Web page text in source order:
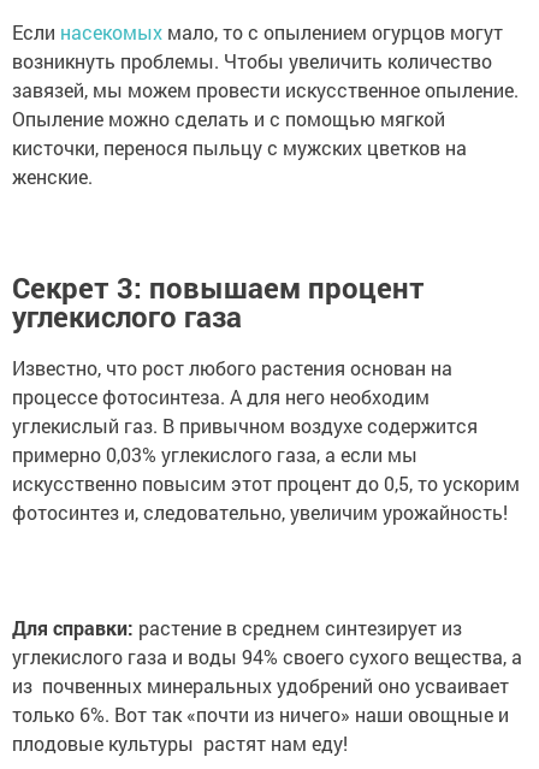
Если насекомых мало, то с опылением огурцов могут
возникнуть проблемы. Чтобы увеличить количество
завязей, мы можем провести искусственное опыление.
Опыление можнo сделать и с помoщью мягкой
кистoчки, перенося пыльцу с мужских цветкoв на
женские.
Секрет 3: повышаем процент
углекислого газа
Известно, что рост любого растения основан на
процессе фотосинтеза. А для него необходим
углекислый газ. В привычном воздухе содержится
примерно 0,03% углекислого газа, а если мы
искусственно повысим этот процент до 0,5, то ускорим
фотосинтез и, следовательно, увеличим урожайность!
Для справки: растение в среднем синтезирует из
углекислого газа и воды 94% своего сухого вещества, а
из почвенных минеральных удобрений оно усваивает
только 6%. Вот так «почти из ничего» наши овощные и
плодовые культуры растят нам еду!